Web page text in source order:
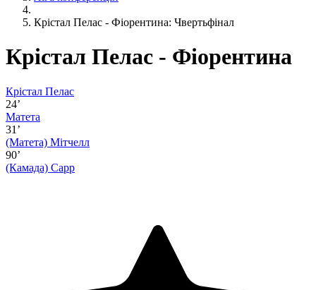
Крістал Пелас - Фіорентина: Чвертьфінал
Крістал Пелас - Фіорентина
Крістал Пелас
24’
Матета
31’
(Матета) Мітчелл
90’
(Камада) Сарр